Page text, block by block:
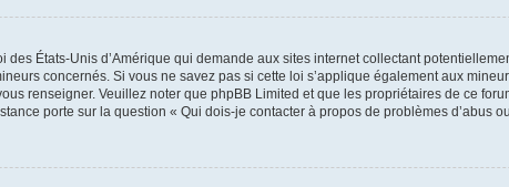
des États-Unis d’Amérique qui demande aux sites internet collectant
concernés. Si vous ne savez pas si cette loi s’applique également aux
renseigner. Veuillez noter que phpBB Limited et que les propriétaires de ce
porte sur la question « Qui dois-je contacter à propos de problèmes d’abus